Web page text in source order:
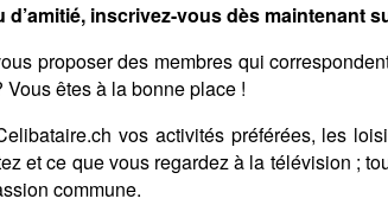
inscrivez-vous dès maintenant
proposer des membres qui
Vous êtes à la bonne place !
vos activités préférées, les
et ce que vous regardez à la télévision ;
commune.